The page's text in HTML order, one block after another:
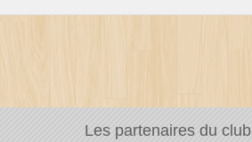
Les partenaires du club